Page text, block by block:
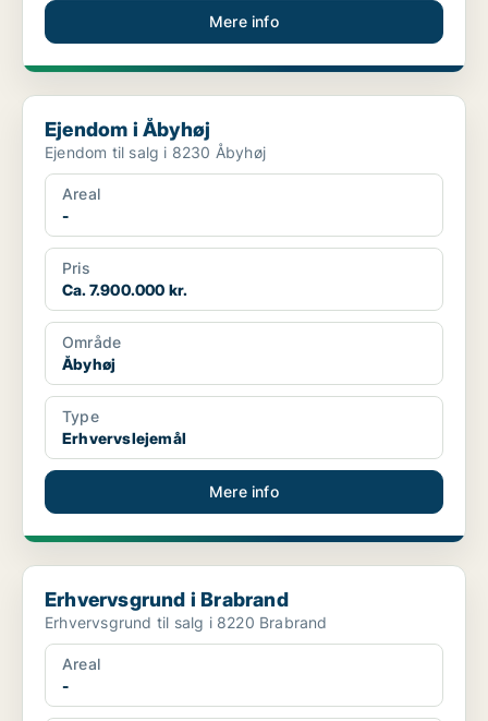
Mere info
Ejendom i Åbyhøj
Ejendom i Åbyhøj
Ejendom til salg i 8230 Åbyhøj
Areal
-
Pris
Ca. 7.900.000 kr.
Område
Åbyhøj
Type
Erhvervslejemål
Mere info
Erhvervsgrund i Brabrand
Erhvervsgrund i Brabrand
Erhvervsgrund til salg i 8220 Brabrand
Areal
-